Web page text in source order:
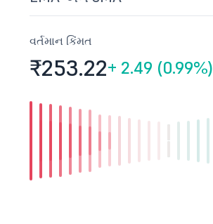
વર્તમાન કિંમત
₹253.22+ 2.49 (0.99%)